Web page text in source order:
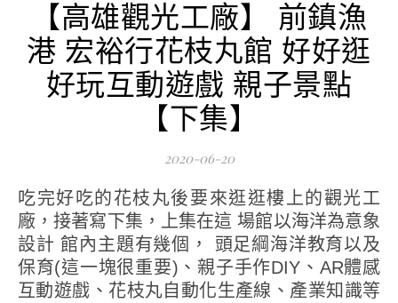
【高雄觀光工廠】 前鎮漁
港 宏裕行花枝丸館 好好逛
好玩互動遊戲 親子景點
【下集】
2020-06-20
吃完好吃的花枝丸後要來逛逛樓上的觀光工
廠，接著寫下集，上集在這 場館以海洋為意象
設計 館內主題有幾個， 頭足綱海洋教育以及
保育(這一塊很重要)、親子手作DIY、AR體感
互動遊戲、花枝丸自動化生產線、產業知識等